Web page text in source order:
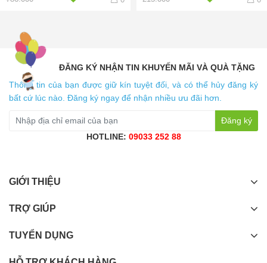
ĐĂNG KÝ NHẬN TIN KHUYẾN MÃI VÀ QUÀ TẶNG
Thông tin của bạn được giữ kín tuyệt đối, và có thể hủy đăng ký
bất cứ lúc nào. Đăng ký ngay để nhận nhiều ưu đãi hơn.
Đăng ký
HOTLINE: 09033 252 88
GIỚI THIỆU
TRỢ GIÚP
TUYỂN DỤNG